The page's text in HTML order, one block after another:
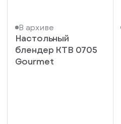
В архиве
Настольный
блендер KTB 0705
Gourmet